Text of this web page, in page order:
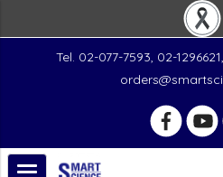
Tel. 02-077-7593, 02-